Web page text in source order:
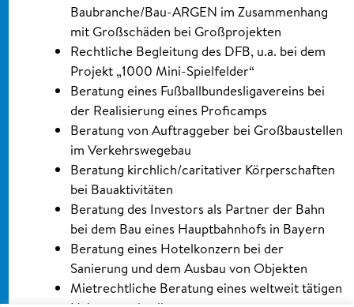
Baubranche/Bau-ARGEN im Zusammenhang
mit Großschäden bei Großprojekten
Rechtliche Begleitung des DFB, u.a. bei dem
Projekt „1000 Mini-Spielfelder“
Beratung eines Fußballbundesligavereins bei
der Realisierung eines Proficamps
Beratung von Auftraggeber bei Großbaustellen
im Verkehrswegebau
Beratung kirchlich/caritativer Körperschaften
bei Bauaktivitäten
Beratung des Investors als Partner der Bahn
bei dem Bau eines Hauptbahnhofs in Bayern
Beratung eines Hotelkonzern bei der
Sanierung und dem Ausbau von Objekten
Mietrechtliche Beratung eines weltweit tätigen